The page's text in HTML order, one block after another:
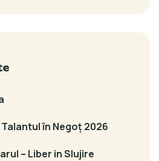
în Negoț 2026
– Liber in Slujire